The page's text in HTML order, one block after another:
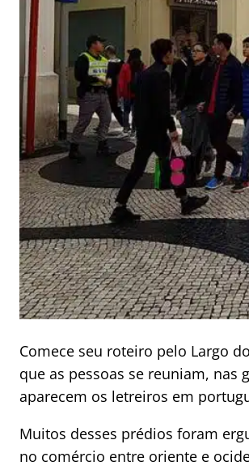
Comece seu roteiro pelo Largo
que as pessoas se reuniam, nas
aparecem os letreiros em
Muitos desses prédios foram
no comércio entre oriente e